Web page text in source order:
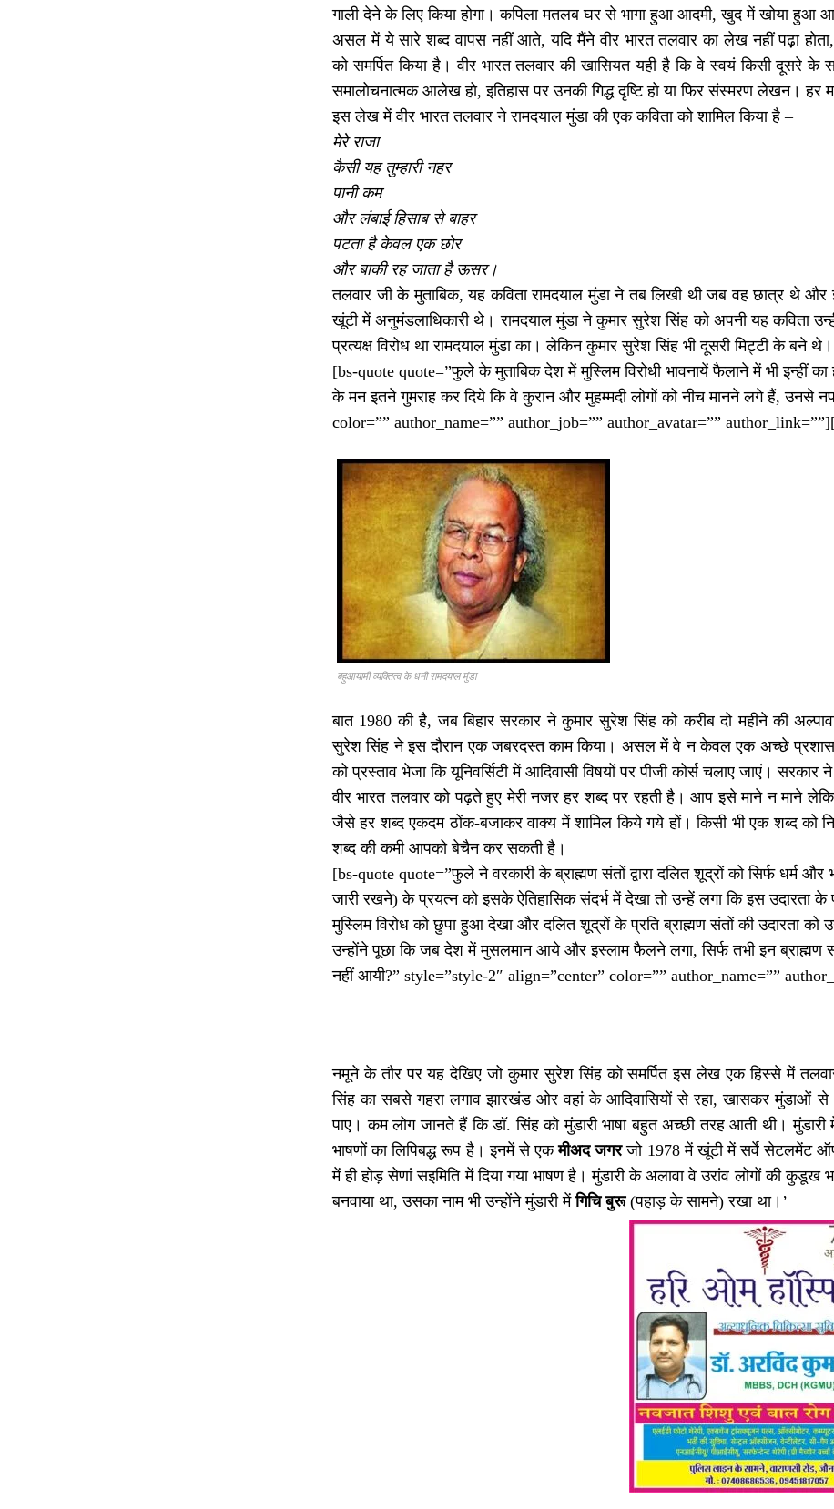
गाली देने के लिए किया होगा। कपिला मतलब घर से भागा हुआ आदमी, खुद में खोया हुआ
असल में ये सारे शब्द वापस नहीं आते, यदि मैंने वीर भारत तलवार का लेख नहीं पढ़ा
को समर्पित किया है। वीर भारत तलवार की खासियत यही है कि वे स्वयं किसी दूसरे
समालोचनात्मक आलेख हो, इतिहास पर उनकी गिद्ध दृष्टि हो या फिर संस्मरण लेखन। हर
इस लेख में वीर भारत तलवार ने रामदयाल मुंडा की एक कविता को शामिल किया है –
मेरे राजा
कैसी यह तुम्हारी नहर
पानी कम
और लंबाई हिसाब से बाहर
पटता है केवल एक छोर
और बाकी रह जाता है ऊसर।
तलवार जी के मुताबिक, यह कविता रामदयाल मुंडा ने तब लिखी थी जब वह छात्र थे
खूंटी में अनुमंडलाधिकारी थे। रामदयाल मुंडा ने कुमार सुरेश सिंह को अपनी यह कविता
प्रत्यक्ष विरोध था रामदयाल मुंडा का। लेकिन कुमार सुरेश सिंह भी दूसरी मिट्टी के बने थे।
[bs-quote quote=”फुले के मुताबिक देश में मुस्लिम विरोधी भावनायें फैलाने में भी इन्हीं का
के मन इतने गुमराह कर दिये कि वे कुरान और मुहम्मदी लोगों को नीच मानने लगे हैं,
color=”” author_name=”” author_job=”” author_avatar=””
बहुआयामी व्यक्तित्व के धनी रामदयाल मुंडा
बात 1980 की है, जब बिहार सरकार ने कुमार सुरेश सिंह को करीब दो महीने की
सुरेश सिंह ने इस दौरान एक जबरदस्त काम किया। असल में वे न केवल एक अच्छे प्रशासक
को प्रस्ताव भेजा कि यूनिवर्सिटी में आदिवासी विषयों पर पीजी कोर्स चलाए जाएं।
वीर भारत तलवार को पढ़ते हुए मेरी नजर हर शब्द पर रहती है। आप इसे माने न माने
जैसे हर शब्द एकदम ठोंक-बजाकर वाक्य में शामिल किये गये हों। किसी भी एक शब्द
शब्द की कमी आपको बेचैन कर सकती है।
[bs-quote quote=”फुले ने वरकारी के ब्राह्मण संतों द्वारा दलित शूद्रों को सिर्फ धर्म
जारी रखने) के प्रयत्न को इसके ऐतिहासिक संदर्भ में देखा तो उन्हें लगा कि इस
मुस्लिम विरोध को छुपा हुआ देखा और दलित शूद्रों के प्रति ब्राह्मण संतों की उदारता को
उन्होंने पूछा कि जब देश में मुसलमान आये और इस्लाम फैलने लगा, सिर्फ तभी इन
नहीं आयी?” style=”style-2″ align=”center” color=”” author_name=””
नमूने के तौर पर यह देखिए जो कुमार सुरेश सिंह को समर्पित इस लेख एक हिस्से में
सिंह का सबसे गहरा लगाव झारखंड ओर वहां के आदिवासियों से रहा, खासकर मुंडाओं
पाए। कम लोग जानते हैं कि डॉ. सिंह को मुंडारी भाषा बहुत अच्छी तरह आती थी।
भाषणों का लिपिबद्ध रूप है। इनमें से एकमीअद जगरजो 1978 में खूंटी में सर्वे सेटलमेंट
में ही होड़ सेणां सइमिति में दिया गया भाषण है। मुंडारी के अलावा वे उरांव लोगों की
बनवाया था, उसका नाम भी उन्होंने मुंडारी मेंगिचि बुरू(पहाड़ के सामने) रखा था।’